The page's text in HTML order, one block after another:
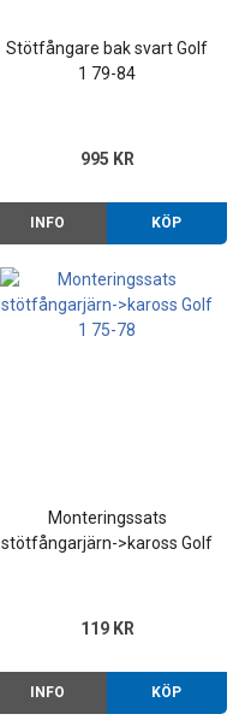
Stötfångare bak svart Golf
1 79-84
995 KR
INFO KÖP
Monteringssats
stötfångarjärn->kaross Golf
119 KR
INFO KÖP